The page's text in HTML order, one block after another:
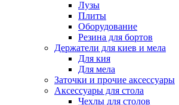
Лузы
Плиты
Оборудование
Резина для бортов
Держатели для киев и мела
Для кия
Для мела
Заточки и прочие аксессуары
Аксессуары для стола
Чехлы для столов